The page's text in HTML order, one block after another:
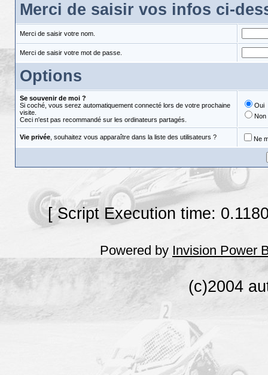
Merci de saisir vos infos ci-
Merci de saisir votre nom.
Merci de saisir votre mot de passe.
Options
Se souvenir de moi ?
Si coché, vous serez automatiquement connecté lors de votre prochaine
visite.
Ceci n'est pas recommandé sur les ordinateurs partagés.
Oui
Non
Vie privée, souhaitez vous apparaître dans la liste des utilisateurs ? Ne
[ Script Execution time:
Powered by Invision Power
(c)2004